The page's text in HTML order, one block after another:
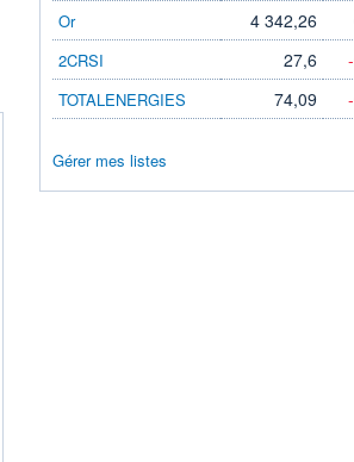
Or 4 342,26
2CRSI 27,6
TOTALENERGIES 74,09
Gérer mes listes